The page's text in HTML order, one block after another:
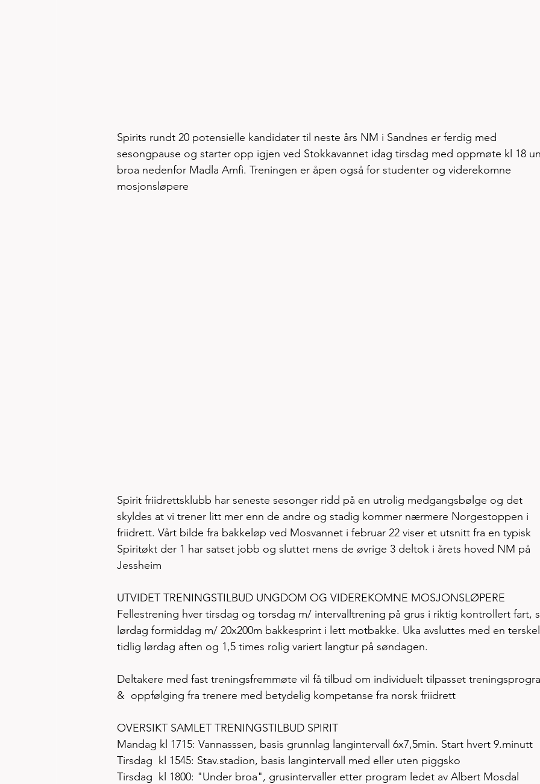
Spirits rundt 20 potensielle kandidater til neste års NM i Sandnes er ferdig med
sesongpause og starter opp igjen ved Stokkavannet idag tirsdag med oppmøte kl 18
broa nedenfor Madla Amfi. Treningen er åpen også for studenter og viderekomne
mosjonsløpere
Spirit friidrettsklubb har seneste sesonger ridd på en utrolig medgangsbølge og det
skyldes at vi trener litt mer enn de andre og stadig kommer nærmere Norgestoppen i
friidrett. Vårt bilde fra bakkeløp ved Mosvannet i februar 22 viser et utsnitt fra en typisk
Spiritøkt der 1 har satset jobb og sluttet mens de øvrige 3 deltok i årets hoved NM på
Jessheim
UTVIDET TRENINGSTILBUD UNGDOM OG VIDEREKOMNE MOSJONSLØPERE
Fellestrening hver tirsdag og torsdag m/ intervalltrening på grus i riktig kontrollert fart,
lørdag formiddag m/ 20x200m bakkesprint i lett motbakke. Uka avsluttes med en
tidlig lørdag aften og 1,5 times rolig variert langtur på søndagen.
Deltakere med fast treningsfremmøte vil få tilbud om individuelt tilpasset
&  oppfølging fra trenere med betydelig kompetanse fra norsk friidrett
OVERSIKT SAMLET TRENINGSTILBUD SPIRIT
Mandag kl 1715: Vannasssen, basis grunnlag langintervall 6x7,5min. Start hvert 9.minutt
Tirsdag  kl 1545: Stav.stadion, basis langintervall med eller uten piggsko
Tirsdag  kl 1800: "Under broa", grusintervaller etter program ledet av Albert Mosdal